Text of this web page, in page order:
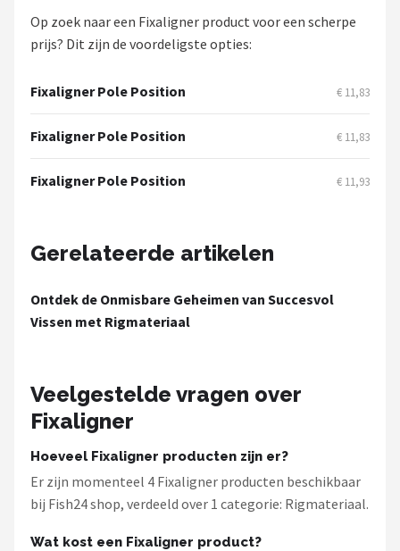
Fox Rage
Gamakatsu
Mikado
Op zoek naar een Fixaligner product voor een scherpe
prijs? Dit zijn de voordeligste opties:
Fixaligner Pole Position € 11,83
Fixaligner Pole Position € 11,83
Fixaligner Pole Position € 11,93
Gerelateerde artikelen
Ontdek de Onmisbare Geheimen van Succesvol
Vissen met Rigmateriaal
Veelgestelde vragen over
Fixaligner
Hoeveel Fixaligner producten zijn er?
Er zijn momenteel 4 Fixaligner producten beschikbaar
bij Fish24 shop, verdeeld over 1 categorie: Rigmateriaal.
Wat kost een Fixaligner product?